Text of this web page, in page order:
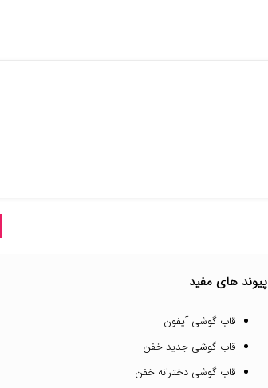
پیوند های مفید
قاب گوشی آیفون
قاب گوشی جدید خفن
قاب گوشی دخترانه خفن